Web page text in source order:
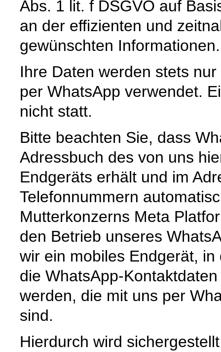
Abs. 1 lit. f DSGVO auf
an der effizienten und
gewünschten Informationen.
Ihre Daten werden stets
per WhatsApp verwendet.
nicht statt.
Bitte beachten Sie, dass
Adressbuch des von uns
Endgeräts erhält und im
Telefonnummern
Mutterkonzerns Meta
den Betrieb unseres
wir ein mobiles Endgerät,
die WhatsApp-
werden, die mit uns per
sind.
Hierdurch wird